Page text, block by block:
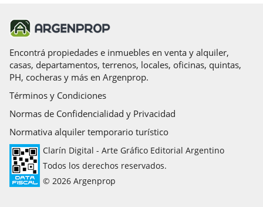
Encontrá propiedades e inmuebles en venta y alquiler,
casas, departamentos, terrenos, locales, oficinas, quintas,
PH, cocheras y más en Argenprop.
Términos y Condiciones
Normas de Confidencialidad y Privacidad
Normativa alquiler temporario turístico
Clarín Digital - Arte Gráfico Editorial Argentino
Todos los derechos reservados.
© 2026 Argenprop